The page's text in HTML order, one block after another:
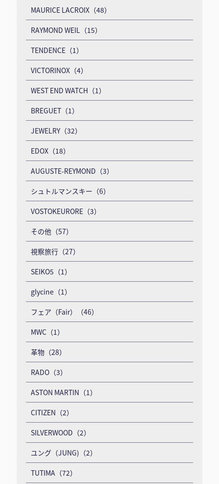
MAURICE LACROIX（48）
RAYMOND WEIL（15）
TENDENCE（1）
VICTORINOX（4）
WEST END WATCH（1）
BREGUET（1）
JEWELRY（32）
EDOX（18）
AUGUSTE-REYMOND（3）
シュトルマンスキー（6）
VOSTOKEURORE（3）
その他（57）
視察旅行（27）
SEIKO5（1）
glycine（1）
フェア（Fair）（46）
MWC（1）
革物（28）
RADO（3）
ASTON MARTIN（1）
CITIZEN（2）
SILVERWOOD（2）
ユング（JUNG)（2）
TUTIMA（72）